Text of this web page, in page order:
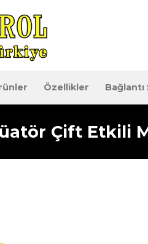
Özellikler Bağlantı
Çift Etkili